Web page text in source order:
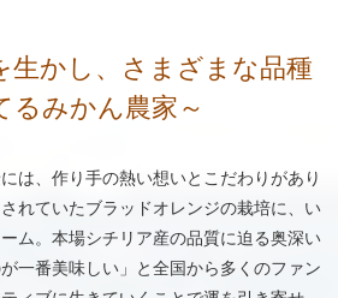
生かし、さまざまな品種
るみかん農家～
は、作り手の熱い想いとこだわりがあり
れていたブラッドオレンジの栽培に、い
ム。本場シチリア産の品質に迫る奥深い
一番美味しい」と全国から多くのファン